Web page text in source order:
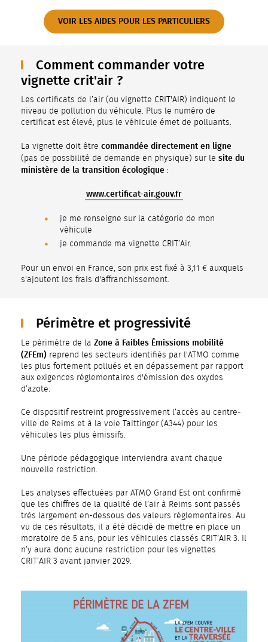
VOIR LES AIDES POUR LES PARTICULIERS
Comment commander votre
vignette crit'air ?
Les certificats de l’air (ou vignette CRIT'AIR) indiquent le
niveau de pollution du véhicule. Plus le numéro de
certificat est élevé, plus le véhicule émet de polluants.
La vignette doit être commandée directement en ligne
(pas de possbilité de demande en physique) sur le site du
ministère de la transition écologique :
www.certificat-air.gouv.fr
je me renseigne sur la catégorie de mon
véhicule
je commande ma vignette CRIT’Air.
Pour un envoi en France, son prix est fixé à 3,11 € auxquels
s'ajoutent les frais d'affranchissement.
Périmètre et progressivité
Le périmètre de la Zone à Faibles Émissions mobilité
(ZFEm) reprend les secteurs identifiés par l'ATMO comme
les plus fortement pollués et en dépassement par rapport
aux exigences réglementaires d'émission des oxydes
d’azote.
Ce dispositif restreint progressivement l’accès au centre-
ville de Reims et à la voie Taittinger (A344) pour les
véhicules les plus émissifs.
Une période pédagogique interviendra avant chaque
nouvelle restriction.
Les analyses effectuées par ATMO Grand Est ont confirmé
que les chiffres de la qualité de l’air à Reims sont passés
très largement en-dessous des valeurs réglementaires. Au
vu de ces résultats, il a été décidé de mettre en place un
moratoire de 5 ans, pour les véhicules classés CRIT’AIR 3. Il
n’y aura donc aucune restriction pour les vignettes
CRIT’AIR 3 avant janvier 2029.